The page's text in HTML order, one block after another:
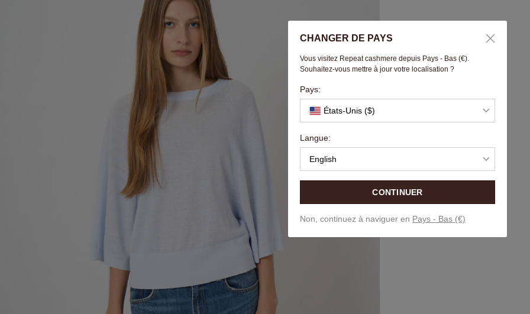
CHANGER DE PAYS
Vous visitez Repeat cashmere depuis Pays - Bas (€).
Souhaitez-vous mettre à jour votre localisation ?
Pays:
États-Unis ($)
Langue:
English
CONTINUER
Non, continuez à naviguer en Pays - Bas (€)